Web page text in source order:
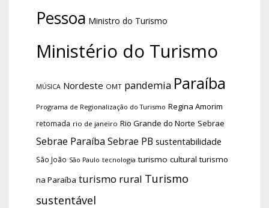
Pessoa Ministro do Turismo
Ministério do Turismo
MÚSICA Nordeste OMT pandemia Paraíba
Programa de Regionalização do Turismo Regina Amorim
retomada rio de janeiro Rio Grande do Norte Sebrae
Sebrae Paraíba Sebrae PB sustentabilidade
São João São Paulo tecnologia turismo cultural turismo
na Paraíba turismo rural Turismo
sustentável